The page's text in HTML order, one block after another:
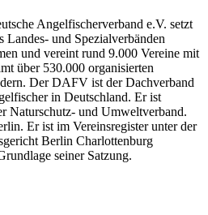
Angelfischerverband e.V. setzt
Landes- und Spezialverbänden
und vereint rund 9.000 Vereine mit
über 530.000 organisierten
Der DAFV ist der Dachverband
in Deutschland. Er ist
Naturschutz- und Umweltverband.
Er ist im Vereinsregister unter der
Berlin Charlottenburg
seiner Satzung.